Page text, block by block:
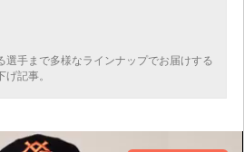
選手まで多様なラインナップでお届けする
記事。